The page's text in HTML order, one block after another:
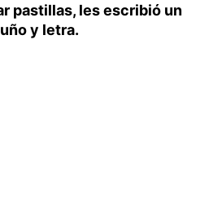
pastillas, les escribió un
y letra.